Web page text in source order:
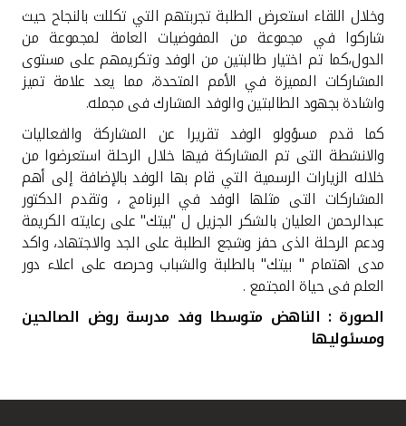
وخلال اللقاء استعرض الطلبة تجربتهم التي تكللت بالنجاح حيث
شاركوا في مجموعة من المفوضيات العامة لمجموعة من
الدول،كما تم اختيار طالبتين من الوفد وتكريمهم على مستوى
المشاركات المميزة في الأمم المتحدة، مما يعد علامة تميز
واشادة بجهود الطالبتين والوفد المشارك فى مجمله.
كما قدم مسؤولو الوفد تقريرا عن المشاركة والفعاليات
والانشطة التى تم المشاركة فيها خلال الرحلة استعرضوا من
خلاله الزيارات الرسمية التي قام بها الوفد بالإضافة إلى أهم
المشاركات التى مثلها الوفد في البرنامج ، وتقدم الدكتور
عبدالرحمن العليان بالشكر الجزيل ل "بيتك" على رعايته الكريمة
ودعم الرحلة الذى حفز وشجع الطلبة على الجد والاجتهاد، واكد
مدى اهتمام " بيتك" بالطلبة والشباب وحرصه على اعلاء دور
العلم فى حياة المجتمع .
الصورة : الناهض متوسطا وفد مدرسة روض الصالحين
ومسئوليها